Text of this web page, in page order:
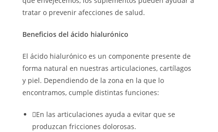
tratar o prevenir afecciones de salud.
Beneficios del ácido hialurónico
El ácido hialurónico es un componente presente de
forma natural en nuestras articulaciones, cartílagos
y piel. Dependiendo de la zona en la que lo
encontramos, cumple distintas funciones:
En las articulaciones ayuda a evitar que se
produzcan fricciones dolorosas.